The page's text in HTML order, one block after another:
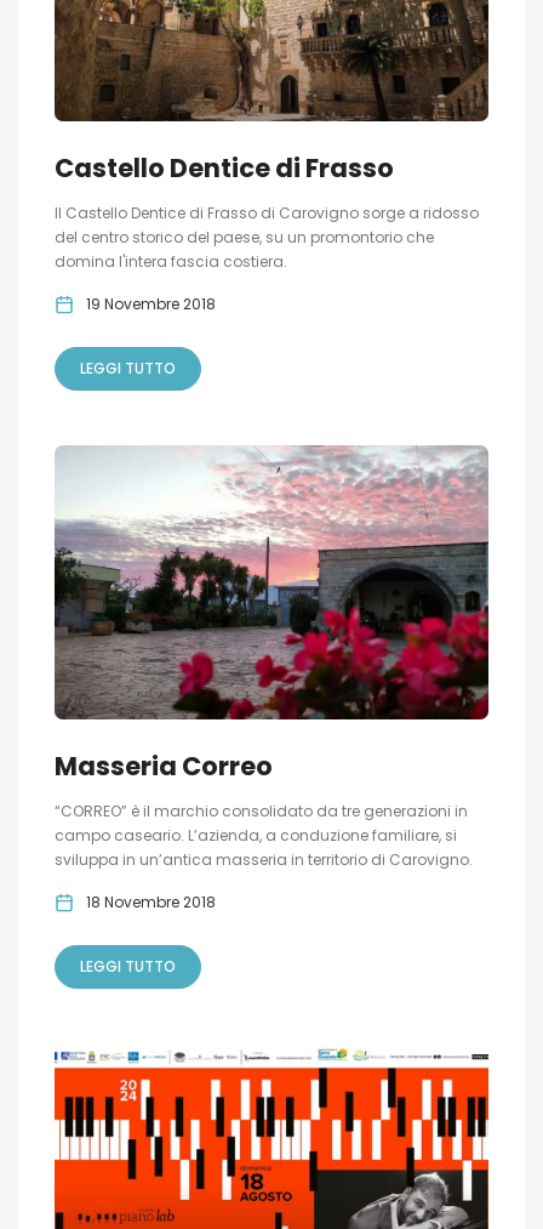
Castello Dentice di Frasso
Il Castello Dentice di Frasso di Carovigno sorge a ridosso
del centro storico del paese, su un promontorio che
domina l'intera fascia costiera.
19 Novembre 2018
LEGGI TUTTO
Masseria Correo
“CORREO” è il marchio consolidato da tre generazioni in
campo caseario. L’azienda, a conduzione familiare, si
sviluppa in un’antica masseria in territorio di Carovigno.
18 Novembre 2018
LEGGI TUTTO